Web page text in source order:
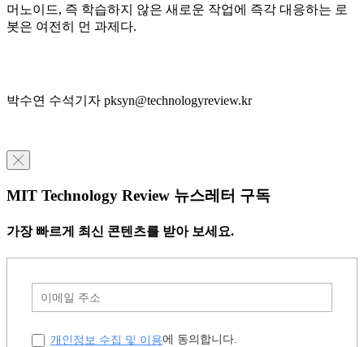
머노이드, 즉 학습하지 않은 새로운 작업에 즉각 대응하는 로
봇은 여전히 먼 과제다.
박수연 수석기자 pksyn@technologyreview.kr
╳
MIT Technology Review 뉴스레터 구독
가장 빠르게 최신 콘텐츠를 받아 보세요.
개인정보 수집 및 이용에 동의합니다.